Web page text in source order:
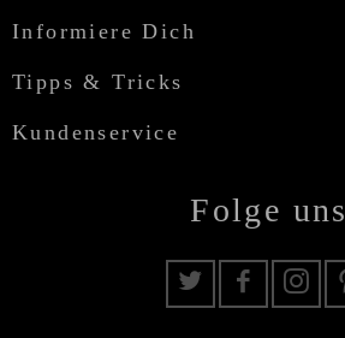
Informiere Dich
Tipps & Tricks
Kundenservice
Folge uns